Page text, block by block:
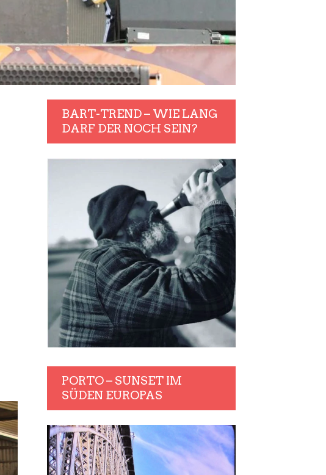
BART-TREND – WIE LANG
DARF DER NOCH SEIN?
PORTO – SUNSET IM
SÜDEN EUROPAS